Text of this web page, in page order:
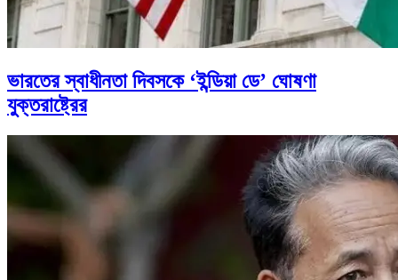
ভারতের স্বাধীনতা দিবসকে ‘ইন্ডিয়া ডে’ ঘোষণা
যুক্তরাষ্ট্রের